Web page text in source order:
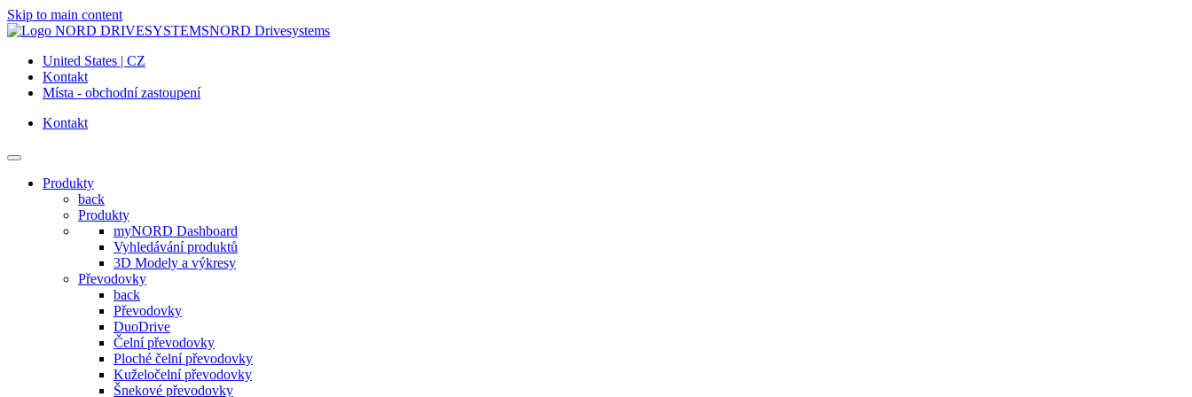
Skip to main content
NORD Drivesystems
United States | CZ
Kontakt
Místa - obchodní zastoupení
Kontakt
Produkty
back
Produkty
myNORD Dashboard
Vyhledávání produktů
3D Modely a výkresy
Převodovky
back
Převodovky
DuoDrive
Čelní převodovky
Ploché čelní převodovky
Kuželočelní převodovky
Šnekové převodovky